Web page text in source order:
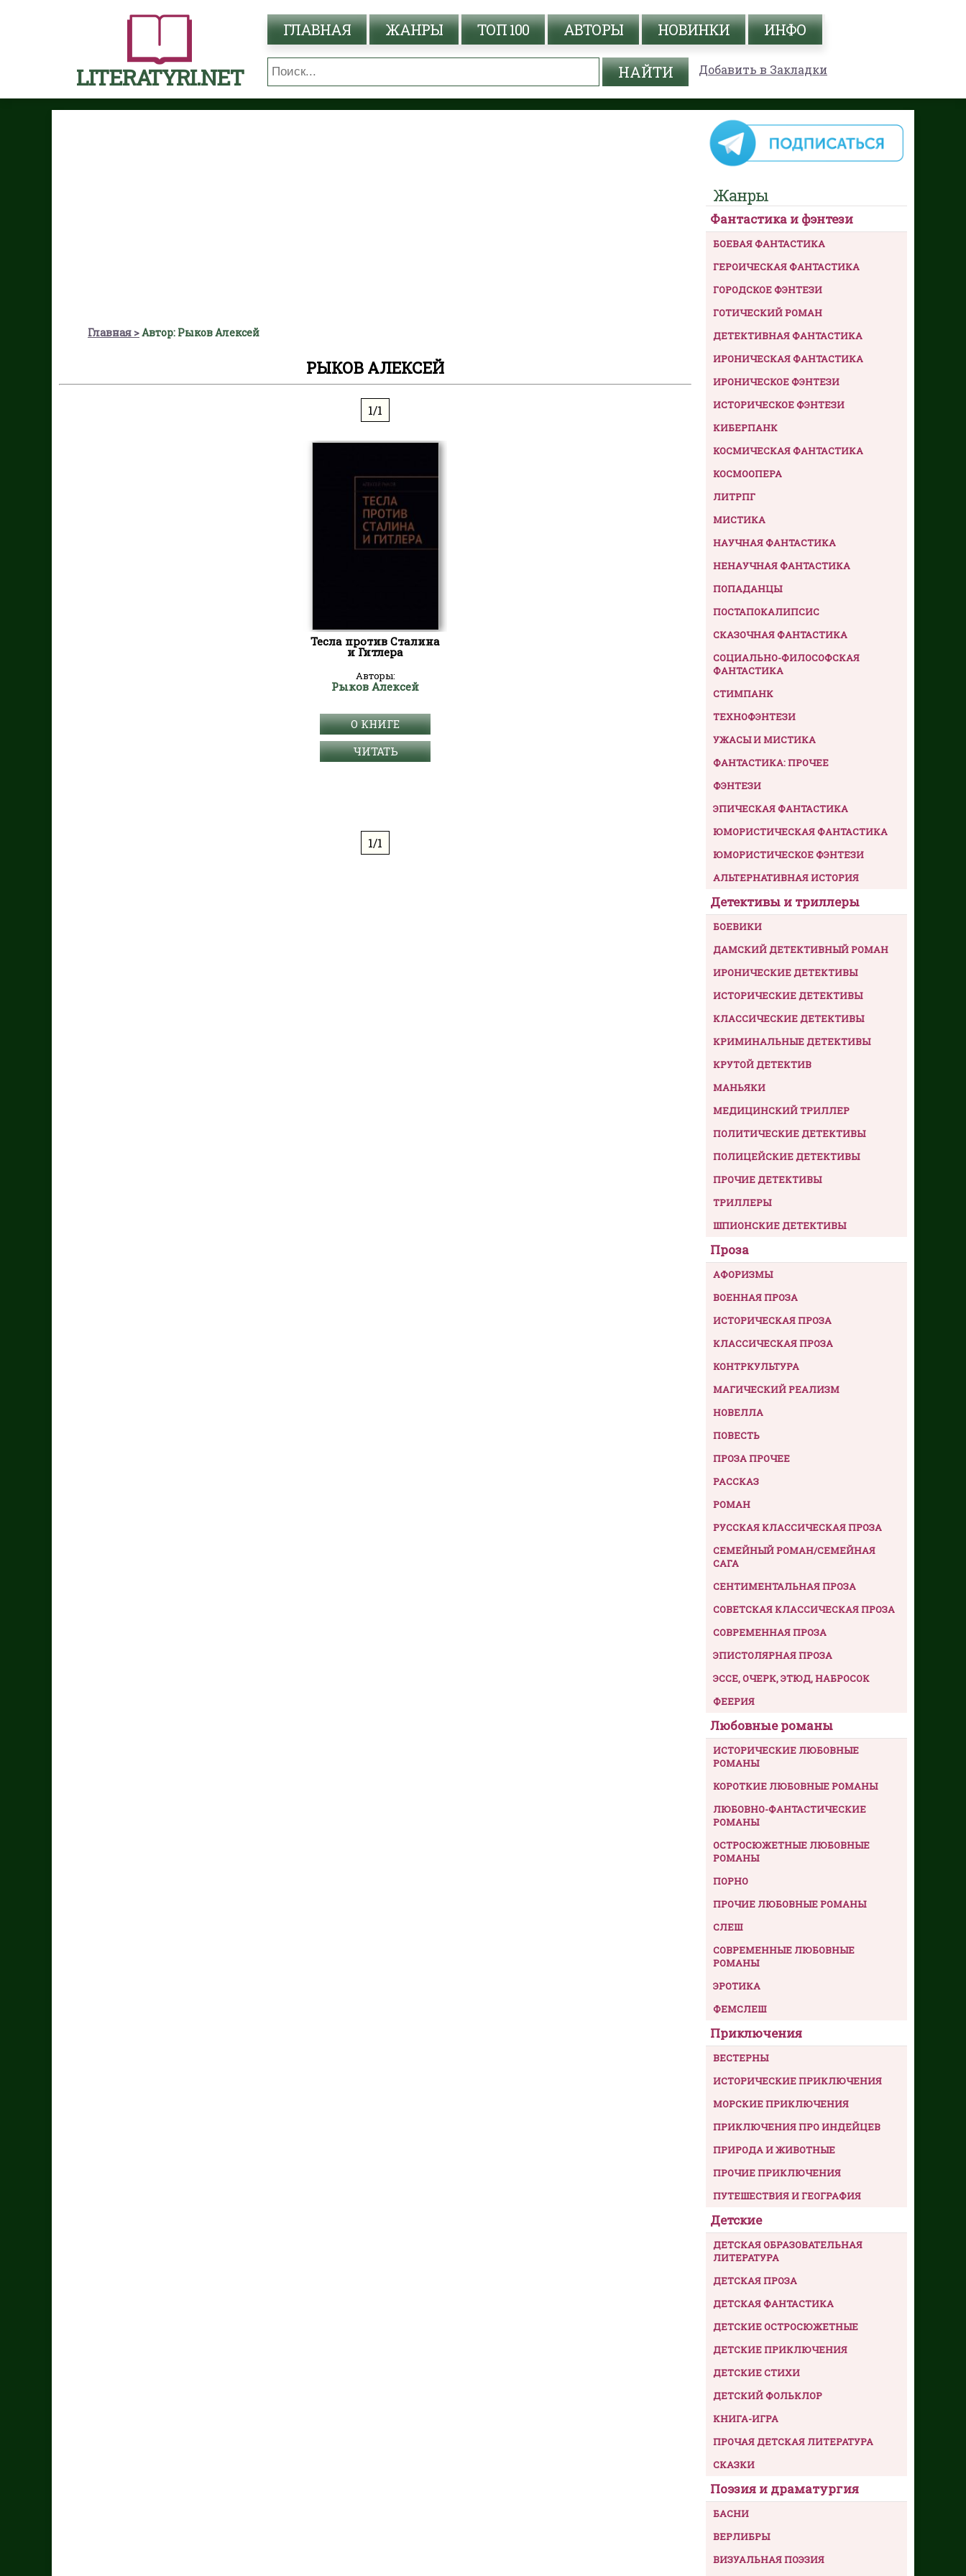
LITERATYRI.NET
ГЛАВНАЯ ЖАНРЫ ТОП 100 АВТОРЫ НОВИНКИ ИНФО
Добавить в Закладки
Главная Автор: Рыков Алексей
РЫКОВ АЛЕКСЕЙ
1/1
Тесла против Сталина
и Гитлера
Авторы:
Рыков Алексей
О КНИГЕ
ЧИТАТЬ
1/1
Жанры
Фантастика и фэнтези
БОЕВАЯ ФАНТАСТИКА
ГЕРОИЧЕСКАЯ ФАНТАСТИКА
ГОРОДСКОЕ ФЭНТЕЗИ
ГОТИЧЕСКИЙ РОМАН
ДЕТЕКТИВНАЯ ФАНТАСТИКА
ИРОНИЧЕСКАЯ ФАНТАСТИКА
ИРОНИЧЕСКОЕ ФЭНТЕЗИ
ИСТОРИЧЕСКОЕ ФЭНТЕЗИ
КИБЕРПАНК
КОСМИЧЕСКАЯ ФАНТАСТИКА
КОСМООПЕРА
ЛИТРПГ
МИСТИКА
НАУЧНАЯ ФАНТАСТИКА
НЕНАУЧНАЯ ФАНТАСТИКА
ПОПАДАНЦЫ
ПОСТАПОКАЛИПСИС
СКАЗОЧНАЯ ФАНТАСТИКА
СОЦИАЛЬНО-ФИЛОСОФСКАЯ
ФАНТАСТИКА
СТИМПАНК
ТЕХНОФЭНТЕЗИ
УЖАСЫ И МИСТИКА
ФАНТАСТИКА: ПРОЧЕЕ
ФЭНТЕЗИ
ЭПИЧЕСКАЯ ФАНТАСТИКА
ЮМОРИСТИЧЕСКАЯ ФАНТАСТИКА
ЮМОРИСТИЧЕСКОЕ ФЭНТЕЗИ
АЛЬТЕРНАТИВНАЯ ИСТОРИЯ
Детективы и триллеры
БОЕВИКИ
ДАМСКИЙ ДЕТЕКТИВНЫЙ РОМАН
ИРОНИЧЕСКИЕ ДЕТЕКТИВЫ
ИСТОРИЧЕСКИЕ ДЕТЕКТИВЫ
КЛАССИЧЕСКИЕ ДЕТЕКТИВЫ
КРИМИНАЛЬНЫЕ ДЕТЕКТИВЫ
КРУТОЙ ДЕТЕКТИВ
МАНЬЯКИ
МЕДИЦИНСКИЙ ТРИЛЛЕР
ПОЛИТИЧЕСКИЕ ДЕТЕКТИВЫ
ПОЛИЦЕЙСКИЕ ДЕТЕКТИВЫ
ПРОЧИЕ ДЕТЕКТИВЫ
ТРИЛЛЕРЫ
ШПИОНСКИЕ ДЕТЕКТИВЫ
Проза
АФОРИЗМЫ
ВОЕННАЯ ПРОЗА
ИСТОРИЧЕСКАЯ ПРОЗА
КЛАССИЧЕСКАЯ ПРОЗА
КОНТРКУЛЬТУРА
МАГИЧЕСКИЙ РЕАЛИЗМ
НОВЕЛЛА
ПОВЕСТЬ
ПРОЗА ПРОЧЕЕ
РАССКАЗ
РОМАН
РУССКАЯ КЛАССИЧЕСКАЯ ПРОЗА
СЕМЕЙНЫЙ РОМАН/СЕМЕЙНАЯ
САГА
СЕНТИМЕНТАЛЬНАЯ ПРОЗА
СОВЕТСКАЯ КЛАССИЧЕСКАЯ ПРОЗА
СОВРЕМЕННАЯ ПРОЗА
ЭПИСТОЛЯРНАЯ ПРОЗА
ЭССЕ, ОЧЕРК, ЭТЮД, НАБРОСОК
ФЕЕРИЯ
Любовные романы
ИСТОРИЧЕСКИЕ ЛЮБОВНЫЕ
РОМАНЫ
КОРОТКИЕ ЛЮБОВНЫЕ РОМАНЫ
ЛЮБОВНО-ФАНТАСТИЧЕСКИЕ
РОМАНЫ
ОСТРОСЮЖЕТНЫЕ ЛЮБОВНЫЕ
РОМАНЫ
ПОРНО
ПРОЧИЕ ЛЮБОВНЫЕ РОМАНЫ
СЛЕШ
СОВРЕМЕННЫЕ ЛЮБОВНЫЕ
РОМАНЫ
ЭРОТИКА
ФЕМСЛЕШ
Приключения
ВЕСТЕРНЫ
ИСТОРИЧЕСКИЕ ПРИКЛЮЧЕНИЯ
МОРСКИЕ ПРИКЛЮЧЕНИЯ
ПРИКЛЮЧЕНИЯ ПРО ИНДЕЙЦЕВ
ПРИРОДА И ЖИВОТНЫЕ
ПРОЧИЕ ПРИКЛЮЧЕНИЯ
ПУТЕШЕСТВИЯ И ГЕОГРАФИЯ
Детские
ДЕТСКАЯ ОБРАЗОВАТЕЛЬНАЯ
ЛИТЕРАТУРА
ДЕТСКАЯ ПРОЗА
ДЕТСКАЯ ФАНТАСТИКА
ДЕТСКИЕ ОСТРОСЮЖЕТНЫЕ
ДЕТСКИЕ ПРИКЛЮЧЕНИЯ
ДЕТСКИЕ СТИХИ
ДЕТСКИЙ ФОЛЬКЛОР
КНИГА-ИГРА
ПРОЧАЯ ДЕТСКАЯ ЛИТЕРАТУРА
СКАЗКИ
Поэзия и драматургия
БАСНИ
ВЕРЛИБРЫ
ВИЗУАЛЬНАЯ ПОЭЗИЯ